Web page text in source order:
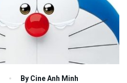
By Cine Anh Minh